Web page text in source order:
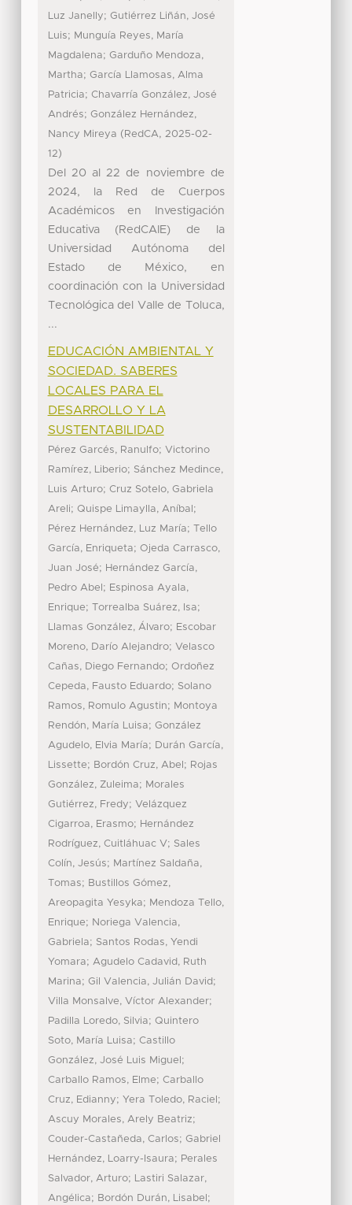
Luz Janelly; Gutiérrez Liñán, José
Luis; Munguía Reyes, María
Magdalena; Garduño Mendoza,
Martha; García Llamosas, Alma
Patricia; Chavarría González, José
Andrés; González Hernández,
Nancy Mireya ( RedCA, 2025-02-
12)
Del 20 al 22 de noviembre de
2024, la Red de Cuerpos
Académicos en Investigación
Educativa (RedCAIE) de la
Universidad Autónoma del
Estado de México, en
coordinación con la Universidad
Tecnológica del Valle de Toluca,
...
EDUCACIÓN AMBIENTAL Y
SOCIEDAD. SABERES
LOCALES PARA EL
DESARROLLO Y LA
SUSTENTABILIDAD
Pérez Garcés, Ranulfo; Victorino
Ramírez, Liberio; Sánchez Medince,
Luis Arturo; Cruz Sotelo, Gabriela
Areli; Quispe Limaylla, Aníbal ;
Pérez Hernández, Luz María;
Tello
García, Enriqueta; Ojeda Carrasco,
Juan José; Hernández García,
Pedro Abel ; Espinosa Ayala,
Enrique; Torrealba Suárez, Isa;
Llamas González, Álvaro; Escobar
Moreno, Darío Alejandro; Velasco
Cañas, Diego Fernando; Ordoñez
Cepeda, Fausto Eduardo; Solano
Ramos, Romulo Agustin; Montoya
Rendón, María Luisa; González
Agudelo, Elvia María; Durán García,
Lissette; Bordón Cruz, Abel ; Rojas
González, Zuleima; Morales
Gutiérrez, Fredy; Velázquez
Cigarroa, Erasmo; Hernández
Rodríguez, Cuitláhuac V; Sales
Colín, Jesús; Martínez Saldaña,
Tomas; Bustillos Gómez,
Areopagita Yesyka; Mendoza Tello,
Enrique; Noriega Valencia,
Gabriela; Santos Rodas, Yendi
Yomara; Agudelo Cadavid, Ruth
Marina; Gil Valencia, Julián David;
Villa Monsalve, Víctor Alexander;
Padilla Loredo, Silvia; Quintero
Soto, María Luisa; Castillo
González, José Luis Miguel ;
Carballo Ramos, Elme; Carballo
Cruz, Edianny; Yera Toledo, Raciel ;
Ascuy Morales, Arely Beatriz;
Couder-Castañeda, Carlos; Gabriel
Hernández, Loarry-Isaura; Perales
Salvador, Arturo; Lastiri Salazar,
Angélica; Bordón Durán, Lisabel ;